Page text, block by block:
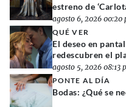
estreno de
agosto 6, 2026 00:20
QUÉ VER
El deseo en
redescubren el
agosto 5, 2026 08:13
PONTE AL DÍA
Bodas: ¿Qué se